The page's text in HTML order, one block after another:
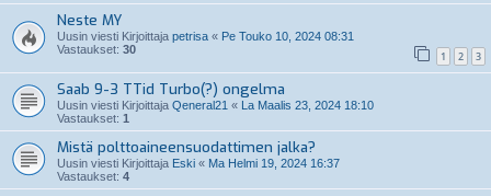
Neste MY
Uusin viesti Kirjoittaja petrisa « Pe Touko 10, 2024 08:31
Vastaukset: 30 1 2 3
Saab 9-3 TTid Turbo(?) ongelma
Uusin viesti Kirjoittaja Qeneral21 « La Maalis 23, 2024 18:10
Vastaukset: 1
Mistä polttoaineensuodattimen jalka?
Uusin viesti Kirjoittaja Eski « Ma Helmi 19, 2024 16:37
Vastaukset: 4